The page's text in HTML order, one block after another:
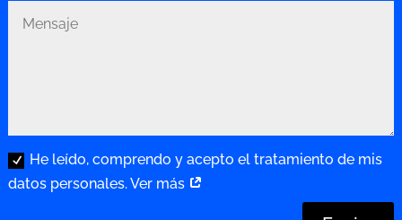
He leído, comprendo y acepto el tratamiento de mis
datos personales. Ver más